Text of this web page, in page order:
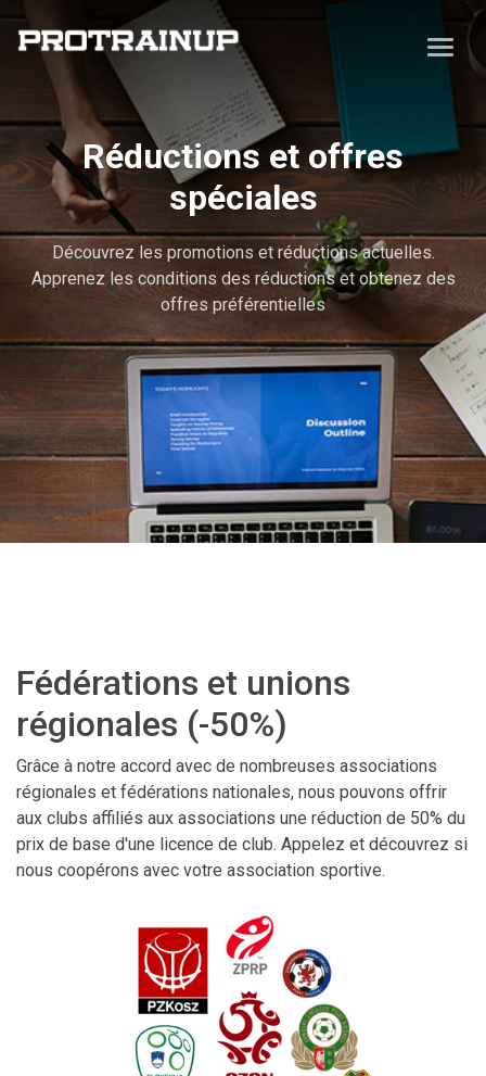
Réductions et offres
spéciales
Découvrez les promotions et réductions actuelles.
Apprenez les conditions des réductions et obtenez des
offres préférentielles
Fédérations et unions
régionales (-50%)
Grâce à notre accord avec de nombreuses associations
régionales et fédérations nationales, nous pouvons offrir
aux clubs affiliés aux associations une réduction de 50% du
prix de base d'une licence de club. Appelez et découvrez si
nous coopérons avec votre association sportive.